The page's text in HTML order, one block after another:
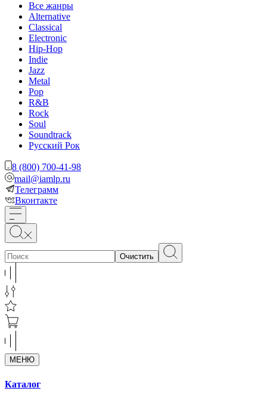
Все жанры
Alternative
Classical
Electronic
Hip-Hop
Indie
Jazz
Metal
Pop
R&B
Rock
Soul
Soundtrack
Русский Рок
8 (800) 700-41-98
mail@iamlp.ru
Телеграмм
Вконтакте
Очистить
МЕНЮ
Каталог